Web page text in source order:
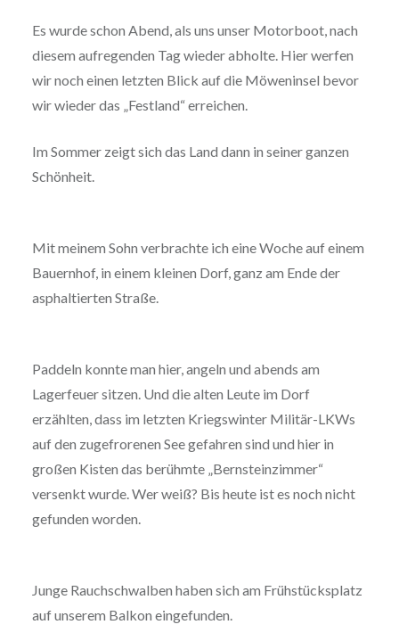
Es wurde schon Abend, als uns unser Motorboot, nach
diesem aufregenden Tag wieder abholte. Hier werfen
wir noch einen letzten Blick auf die Möweninsel bevor
wir wieder das „Festland“ erreichen.
Im Sommer zeigt sich das Land dann in seiner ganzen
Schönheit.
Mit meinem Sohn verbrachte ich eine Woche auf einem
Bauernhof, in einem kleinen Dorf, ganz am Ende der
asphaltierten Straße.
Paddeln konnte man hier, angeln und abends am
Lagerfeuer sitzen. Und die alten Leute im Dorf
erzählten, dass im letzten Kriegswinter Militär-LKWs
auf den zugefrorenen See gefahren sind und hier in
großen Kisten das berühmte „Bernsteinzimmer“
versenkt wurde. Wer weiß? Bis heute ist es noch nicht
gefunden worden.
Junge Rauchschwalben haben sich am Frühstücksplatz
auf unserem Balkon eingefunden.